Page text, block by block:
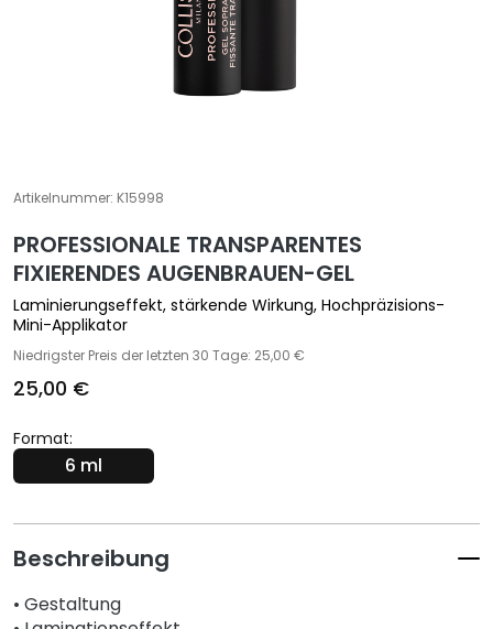
h
n
d
l
u
n
e
e
c
t
Artikelnummer: K15998
PROFESSIONALE TRANSPARENTES
FIXIERENDES AUGENBRAUEN-GEL
Laminierungseffekt, stärkende Wirkung, Hochpräzisions-
Mini-Applikator
Niedrigster Preis der letzten 30 Tage: 25,00 €
25,00 €
Format:
6 ml
Beschreibung
• Gestaltung